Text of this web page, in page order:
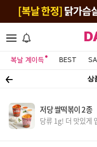
복날 계이득 BEST
상
저당 쌀떡볶이 2종
당류 1g! 더 맛있게